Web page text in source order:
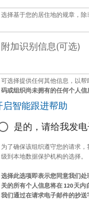
选择基于您的居住地的规章，除
附加识别信息(可选)
可选择提供任何其他信息，以帮
码或组织尚未拥有的任何个人信
启智能跟进帮助
是的，请给我发
为了确保该组织遵守您的请求
级到本地数据保护机构的选择。
选择此选项即表示您同意我们
关的所有个人信息将在 120 天
我们通过在请求电子邮件的抄送